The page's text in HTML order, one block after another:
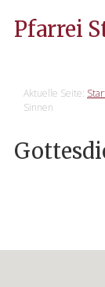
Pfarrei
Aktuelle Seite:
Sinnen
Sidebar